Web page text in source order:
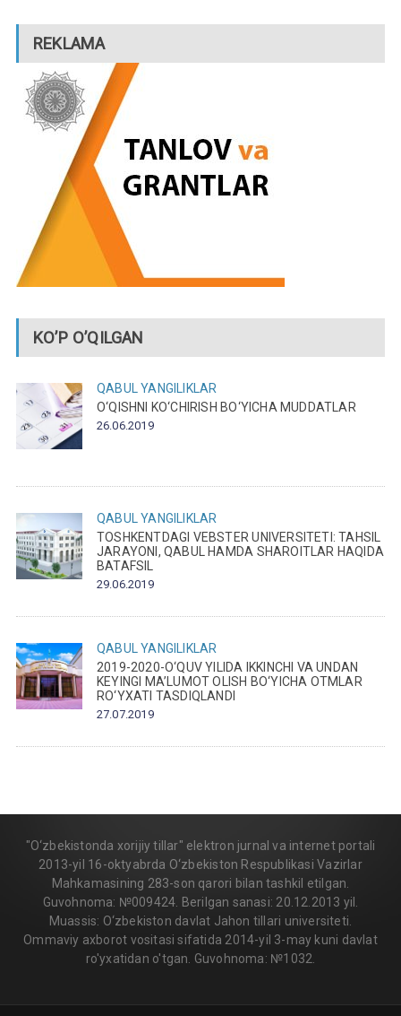
REKLAMA
KO’P O’QILGAN
QABUL
YANGILIKLAR
O‘QISHNI KO‘CHIRISH BO‘YICHA MUDDATLAR
26.06.2019
QABUL
YANGILIKLAR
TOSHKENTDAGI VEBSTER UNIVERSITETI: TAHSIL
JARAYONI, QABUL HAMDA SHAROITLAR HAQIDA
BATAFSIL
29.06.2019
QABUL
YANGILIKLAR
2019-2020-O‘QUV YILIDA IKKINCHI VA UNDAN
KEYINGI MA’LUMOT OLISH BO‘YICHA OTMLAR
RO‘YXATI TASDIQLANDI
27.07.2019
"O‘zbekistonda xorijiy tillar" elektron jurnal va internet portali
2013-yil 16-oktyabrda O‘zbekiston Respublikasi Vazirlar
Mahkamasining 283-son qarori bilan tashkil etilgan.
Guvohnoma: №009424. Berilgan sanasi: 20.12.2013 yil.
Muassis: O‘zbekiston davlat Jahon tillari universiteti.
Ommaviy axborot vositasi sifatida 2014-yil 3-may kuni davlat
ro'yxatidan o'tgan. Guvohnoma: №1032.